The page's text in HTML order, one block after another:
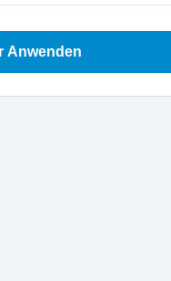
Anwenden